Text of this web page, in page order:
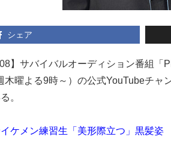
シェア
08】サバイバルオーディション番組
木曜よる9時～）の公式YouTubeチ
。
ケメン練習生「美形際立つ」黒髪姿